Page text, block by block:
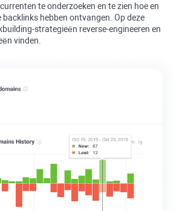
te onderzoeken en te zien hoe en
hebben ontvangen. Op deze
strategieën reverse-engineeren en
vinden.